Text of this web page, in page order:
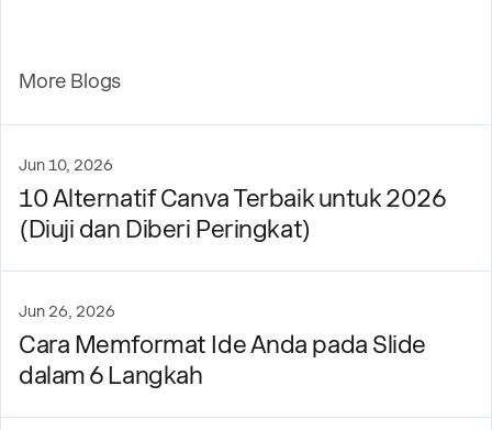
More Blogs
Jun 10, 2026
10 Alternatif Canva Terbaik untuk 2026
(Diuji dan Diberi Peringkat)
Jun 26, 2026
Cara Memformat Ide Anda pada Slide
dalam 6 Langkah